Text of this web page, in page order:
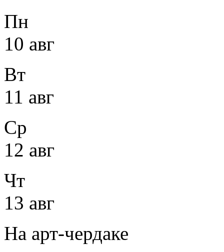
Пн
10 авг
Вт
11 авг
Ср
12 авг
Чт
13 авг
На арт-чердаке